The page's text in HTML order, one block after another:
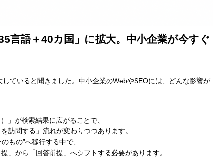
言語＋40カ国」に拡大。中小企業が今すぐ
ていると聞きました。中小企業のWebやSEOには、どんな影響が
」が検索結果に広がることで、
訪問する」流れが変わりつつあります。
もの”へ移行する中で、
」から「回答前提」へシフトする必要があります。